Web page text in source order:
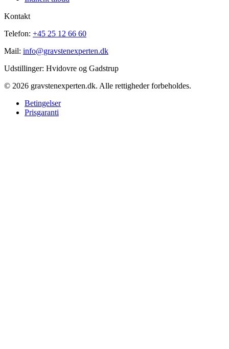
Kontakt
Telefon: +45 25 12 66 60
Mail: info@gravstenexperten.dk
Udstillinger: Hvidovre og Gadstrup
© 2026 gravstenexperten.dk. Alle rettigheder forbeholdes.
Betingelser
Prisgaranti